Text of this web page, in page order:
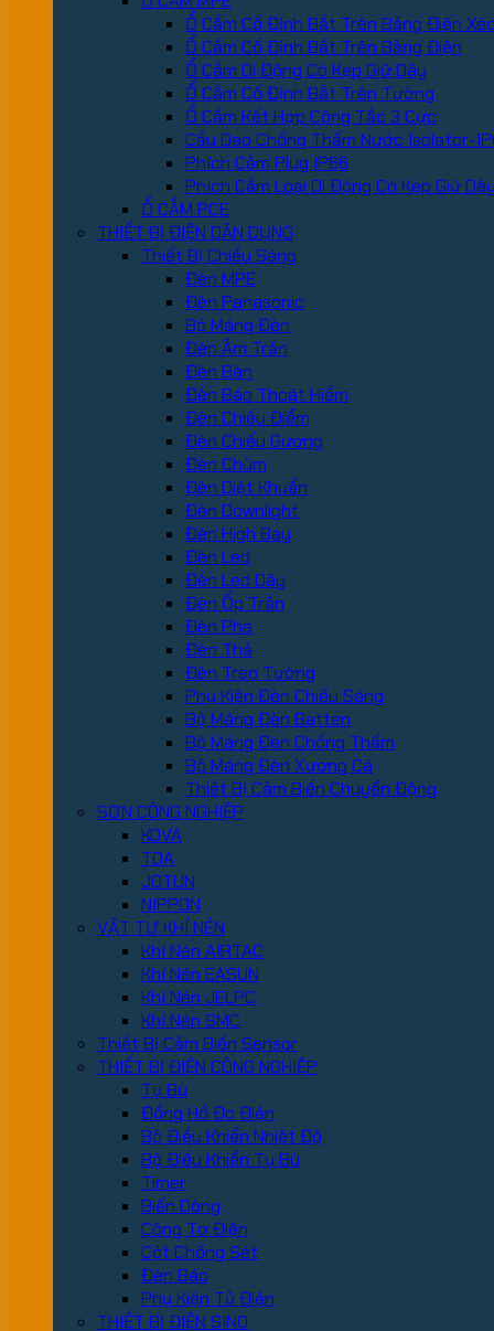
Ổ Cắm Cố Định Bắt Trên Bảng Điện
Ổ Cắm Cố Định Bắt Trên Bảng Điện
Ổ Cắm Di Động Có Kẹp Giữ Dây
Ổ Cắm Cố Định Bắt Trên Tường
Ổ Cắm Kết Hợp Công Tắc 3 Cực
Cầu Dao Chống Thấm Nước Isolator-
Phích Cắm Plug IP66
Phích Cắm Loại Di Động Có Kẹp Giữ
Ổ CẮM PCE
THIẾT BỊ ĐIỆN DÂN DỤNG
Thiết Bị Chiếu Sáng
Đèn MPE
Đèn Panasonic
Bộ Máng Đèn
Đèn Âm Trần
Đèn Bàn
Đèn Báo Thoát Hiểm
Đèn Chiếu Điểm
Đèn Chiếu Gương
Đèn Chùm
Đèn Diệt Khuẩn
Đèn Downlight
Đèn High Bay
Đèn Led
Đèn Led Dây
Đèn Ốp Trần
Đèn Pha
Đèn Thả
Đèn Treo Tường
Phụ Kiện Đèn Chiếu Sáng
Bộ Máng Đèn Batten
Bộ Máng Đèn Chống Thấm
Bộ Máng Đèn Xương Cá
Thiết Bị Cảm Biến Chuyển Động
SƠN CÔNG NGHIỆP
KOVA
TOA
JOTUN
NIPPON
VẬT TƯ KHÍ NÉN
Khí Nén AIRTAC
Khí Nén EASUN
Khí Nén JELPC
Khí Nén SMC
Thiết Bị Cảm Biến Sensor
THIẾT BỊ ĐIỆN CÔNG NGHIỆP
Tụ Bù
Đồng Hồ Đo Điện
Bộ Điều Khiển Nhiệt Độ
Bộ Điều Khiển Tụ Bù
Timer
Biến Dòng
Công Tơ Điện
Cột Chống Sét
Đèn Báo
Phụ Kiện Tủ Điện
THIẾT BỊ ĐIỆN SINO